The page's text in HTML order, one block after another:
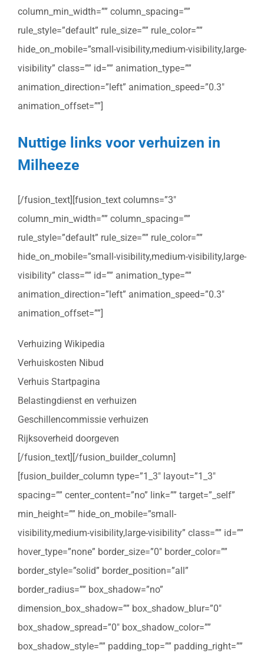
column_min_width=”” column_spacing=””
rule_style=”default” rule_size=”” rule_color=””
hide_on_mobile=”small-visibility,medium-visibility,large-
visibility” class=”” id=”” animation_type=””
animation_direction=”left” animation_speed=”0.3″
animation_offset=””]
Nuttige links voor verhuizen in
Milheeze
[/fusion_text][fusion_text columns=”3″
column_min_width=”” column_spacing=””
rule_style=”default” rule_size=”” rule_color=””
hide_on_mobile=”small-visibility,medium-visibility,large-
visibility” class=”” id=”” animation_type=””
animation_direction=”left” animation_speed=”0.3″
animation_offset=””]
Verhuizing Wikipedia
Verhuiskosten Nibud
Verhuis Startpagina
Belastingdienst en verhuizen
Geschillencommissie verhuizen
Rijksoverheid doorgeven
[/fusion_text][/fusion_builder_column]
[fusion_builder_column type=”1_3″ layout=”1_3″
spacing=”” center_content=”no” link=”” target=”_self”
min_height=”” hide_on_mobile=”small-
visibility,medium-visibility,large-visibility” class=”” id=””
hover_type=”none” border_size=”0″ border_color=””
border_style=”solid” border_position=”all”
border_radius=”” box_shadow=”no”
dimension_box_shadow=”” box_shadow_blur=”0″
box_shadow_spread=”0″ box_shadow_color=””
box_shadow_style=”” padding_top=”” padding_right=””